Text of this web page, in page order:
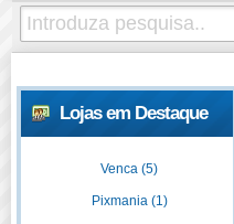
Lojas em Destaque
Venca (5)
Pixmania (1)